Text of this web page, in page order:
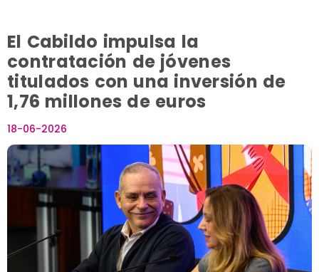
El Cabildo impulsa la
contratación de jóvenes
titulados con una inversión de
1,76 millones de euros
18-06-2026